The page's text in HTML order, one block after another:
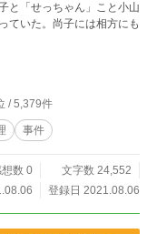
と「せっちゃん」こと小山
ていた。尚子には相方にも
/ 5,379件
事件
数 0
文字数 24,552
登録日 2021.08.06